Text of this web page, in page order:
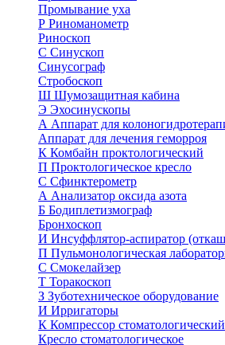
Промывание уха
Р Риноманометр
Риноскоп
С Синускоп
Синусограф
Стробоскоп
Ш Шумозащитная кабина
Э Эхосинускопы
А Аппарат для
Аппарат для лечения геморроя
К Комбайн проктологический
П Проктологическое кресло
С Сфинктерометр
А Анализатор оксида азота
Б Бодиплетизмограф
Бронхоскоп
И Инсуффлятор-аспиратор
П Пульмонологическая
С Смокелайзер
Т Торакоскоп
З Зуботехническое оборудование
И Ирригаторы
К Компрессор стоматологический
Кресло стоматологическое